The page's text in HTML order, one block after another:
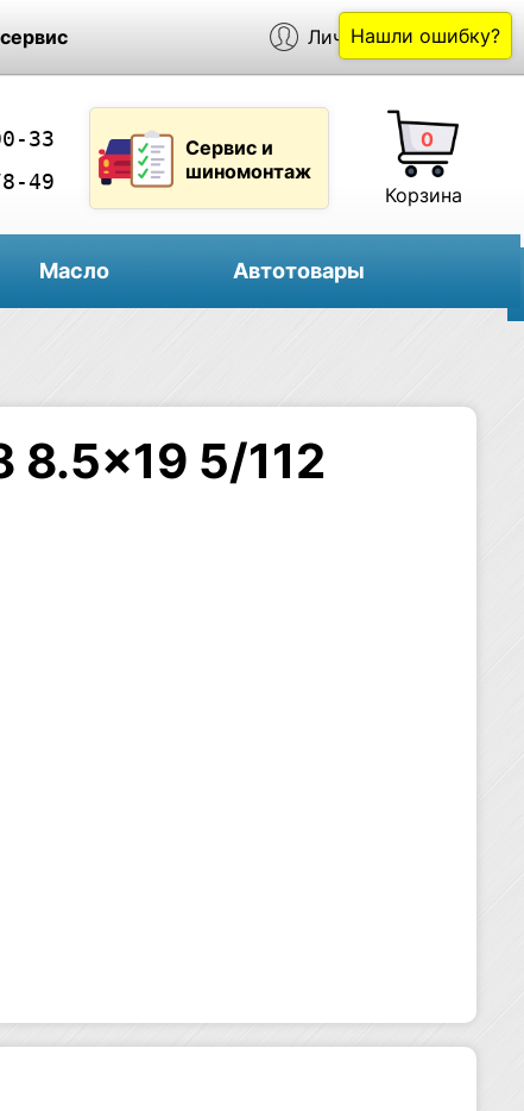
Личный кабинет
33
49
Сервис и
шиномонтаж
0
Корзина
Масло Автотовары
8.5×19 5/112
Нашли ошибку?